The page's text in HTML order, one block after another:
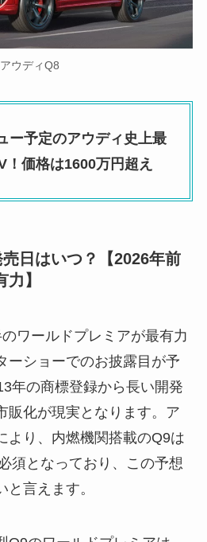
アウディQ8
ー予定のアウディ史上最
！価格は1600万円超え
日はいつ？【2026年前
】
ワールドプレミアが最有力
ーショーでのお披露目が予
年の商標登録から長い開発
販化が現実となります。ア
より、内燃機関搭載のQ9は
須となっており、この予想
言えます。